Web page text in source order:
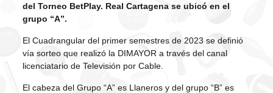
del Torneo BetPlay. Real Cartagena se ubicó en el
grupo “A”.
El Cuadrangular del primer semestres de 2023 se definió
vía sorteo que realizó la DIMAYOR a través del canal
licenciatario de Televisión por Cable.
El cabeza del Grupo “A” es Llaneros y del grupo “B” es